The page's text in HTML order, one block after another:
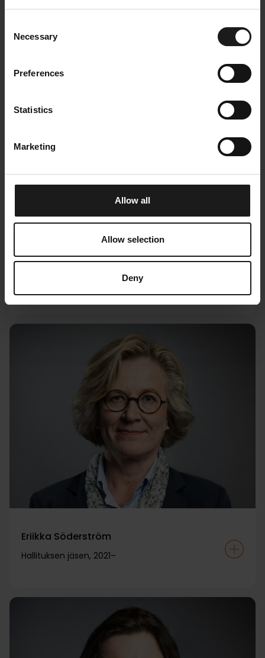
Selection
Necessary
Preferences
Statistics
Marketing
Allow all
Allow selection
Deny
Hallituksen jäsen, 2018–
Olli Laurén
Eriikka Söderström
Hallituksen jäsen, 2021–